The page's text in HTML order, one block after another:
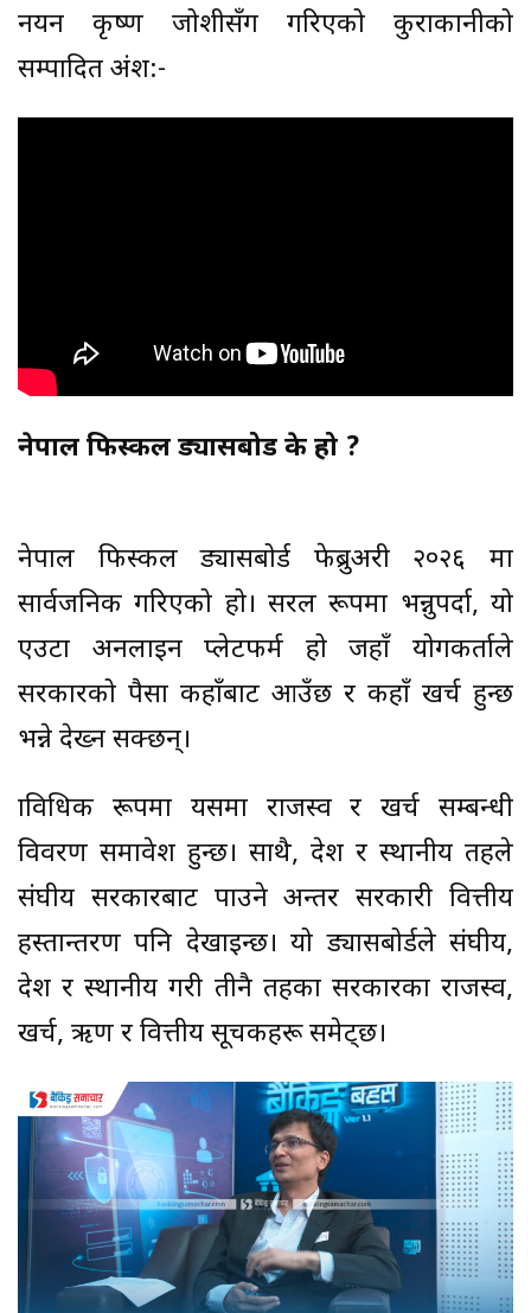
नयन कृष्ण जोशीसँग गरिएको कुराकानीको
सम्पादित अंश:-
नेपाल फिस्कल ड्यासबोर्ड के हो ?
नेपाल फिस्कल ड्यासबोर्ड फेब्रुअरी २०२६ मा
सार्वजनिक गरिएको हो। सरल रूपमा भन्नुपर्दा, यो
एउटा अनलाइन प्लेटफर्म हो जहाँ प्रयोगकर्ताले
सरकारको पैसा कहाँबाट आउँछ र कहाँ खर्च हुन्छ
भन्ने देख्न सक्छन्।
प्राविधिक रूपमा यसमा राजस्व र खर्च सम्बन्धी
विवरण समावेश हुन्छ। साथै, प्रदेश र स्थानीय तहले
संघीय सरकारबाट पाउने अन्तर सरकारी वित्तीय
हस्तान्तरण पनि देखाइन्छ। यो ड्यासबोर्डले संघीय,
प्रदेश र स्थानीय गरी तीनै तहका सरकारका राजस्व,
खर्च, ऋण र वित्तीय सूचकहरू समेट्छ।